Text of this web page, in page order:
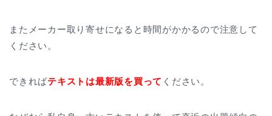
またメーカー取り寄せになると時間がかかるので注意して
ください。
できればテキストは最新版を買って ください。